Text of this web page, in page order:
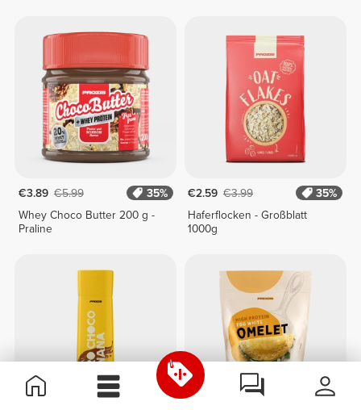
€3.89 €5.99
35%
Whey Choco Butter 200 g -
Praline
€2.59 €3.99
35%
Haferflocken - Großblatt
1000g